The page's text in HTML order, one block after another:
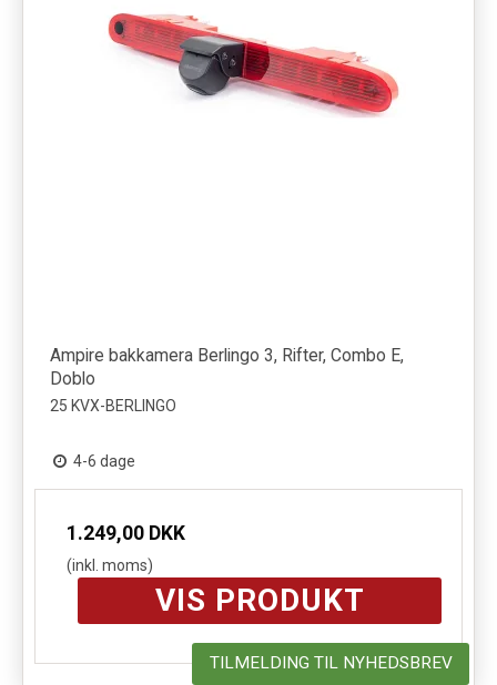
Ampire bakkamera Berlingo 3, Rifter, Combo E,
Doblo
25 KVX-BERLINGO
4-6 dage
1.249,00 DKK
(inkl. moms)
VIS PRODUKT
TILMELDING TIL NYHEDSBREV